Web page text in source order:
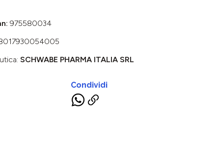
975580034
SCHWABE PHARMA ITALIA SRL
Condividi